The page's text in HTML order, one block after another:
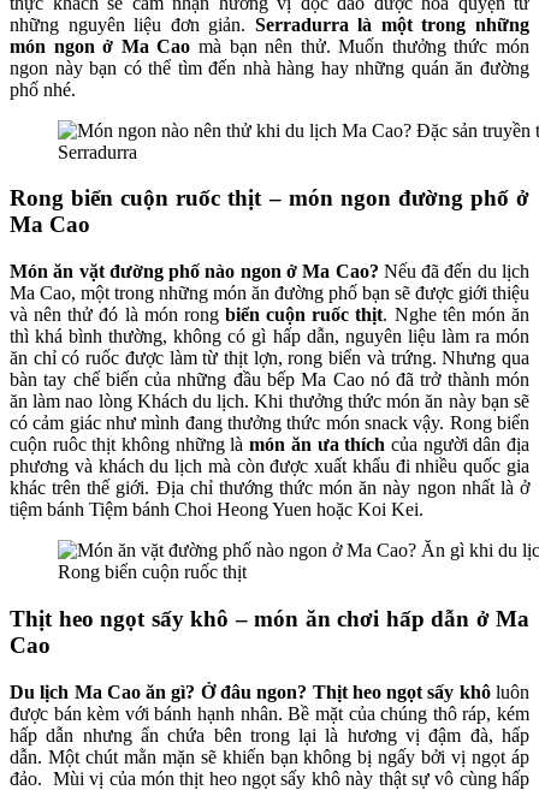
những nguyên liệu đơn giản. Serradurra là một trong những
món ngon ở Ma Cao mà bạn nên thử. Muốn thưởng thức món
ngon này bạn có thể tìm đến nhà hàng hay những quán ăn đường
phố nhé.
Serradurra
Rong biển cuộn ruốc thịt – món ngon đường phố ở
Ma Cao
Món ăn vặt đường phố nào ngon ở Ma Cao? Nếu đã đến du lịch
Ma Cao, một trong những món ăn đường phố bạn sẽ được giới thiệu
và nên thử đó là món rong biển cuộn ruốc thịt. Nghe tên món ăn
thì khá bình thường, không có gì hấp dẫn, nguyên liệu làm ra món
ăn chỉ có ruốc được làm từ thịt lợn, rong biển và trứng. Nhưng qua
bàn tay chế biến của những đầu bếp Ma Cao nó đã trở thành món
ăn làm nao lòng Khách du lịch. Khi thưởng thức món ăn này bạn sẽ
có cảm giác như mình đang thưởng thức món snack vậy. Rong biển
cuộn ruôc thịt không những làmón ăn ưa thích của người dân địa
phương và khách du lịch mà còn được xuất khẩu đi nhiều quốc gia
khác trên thế giới. Địa chỉ thướng thức món ăn này ngon nhất là ở
tiệm bánh Tiệm bánh Choi Heong Yuen hoặc Koi Kei.
Rong biển cuộn ruốc thịt
Thịt heo ngọt sấy khô – món ăn chơi hấp dẫn ở Ma
Cao
Du lịch Ma Cao ăn gì? Ở đâu ngon? Thịt heo ngọt sấy khôluôn
được bán kèm với bánh hạnh nhân.Bề mặt của chúng thô ráp, kém
hấp dẫn nhưng ẩn chứa bên trong lại là hương vị đậm đà, hấp
dẫn. Một chút mằn mặn sẽ khiến bạn không bị ngấy bởi vị ngọt áp
đảo. Mùi vị của món thịt heo ngọt sấy khô này thật sự vô cùng hấp